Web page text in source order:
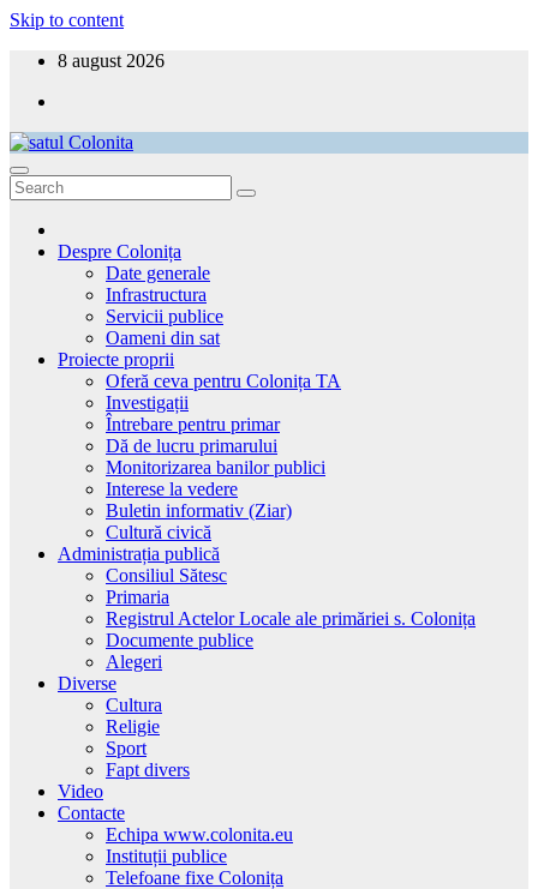
Skip to content
8 august 2026
satul Colonita
Aici ești acasă!
Despre Colonița
Date generale
Infrastructura
Servicii publice
Oameni din sat
Proiecte proprii
Oferă ceva pentru Colonița TA
Investigații
Întrebare pentru primar
Dă de lucru primarului
Monitorizarea banilor publici
Interese la vedere
Buletin informativ (Ziar)
Cultură civică
Administrația publică
Consiliul Sătesc
Primaria
Registrul Actelor Locale ale primăriei s. Colonița
Documente publice
Alegeri
Diverse
Cultura
Religie
Sport
Fapt divers
Video
Contacte
Echipa www.colonita.eu
Instituții publice
Telefoane fixe Colonița